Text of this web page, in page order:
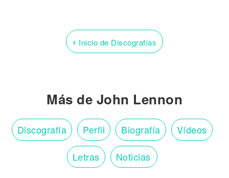
‹ Inicio de Discografías
Más de John Lennon
Discografía Perfil Biografía Vídeos
Letras Noticias